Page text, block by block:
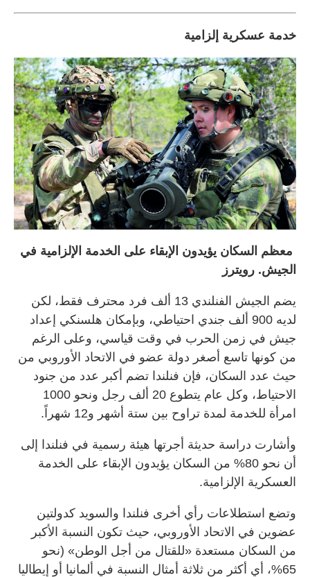
خدمة عسكرية إلزامية
معظم السكان يؤيدون الإبقاء على الخدمة الإلزامية في
الجيش. رويترز
يضم الجيش الفنلندي 13 ألف فرد محترف فقط، لكن
لديه 900 ألف جندي احتياطي، وبإمكان هلسنكي إعداد
جيش في زمن الحرب في وقت قياسي، وعلى الرغم
من كونها تاسع أصغر دولة عضو في الاتحاد الأوروبي من
حيث عدد السكان، فإن فنلندا تضم أكبر عدد من جنود
الاحتياط، وكل عام يتطوع 20 ألف رجل ونحو 1000
امرأة للخدمة لمدة تراوح بين ستة أشهر و12 شهراً.
وأشارت دراسة حديثة أجرتها هيئة رسمية في فنلندا إلى
أن نحو 80% من السكان يؤيدون الإبقاء على الخدمة
العسكرية الإلزامية.
وتضع استطلاعات رأي أخرى فنلندا والسويد كدولتين
عضوين في الاتحاد الأوروبي، حيث تكون النسبة الأكبر
من السكان مستعدة «للقتال من أجل الوطن» (نحو
65%، أي أكثر من ثلاثة أمثال النسبة في ألمانيا أو إيطاليا